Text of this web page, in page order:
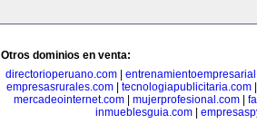
Otros dominios en venta:
directorioperuano.com|
empresasrurales.com| tecnologiapublicitaria.com
mercadeointernet.com
mujerprofesional.com
inmueblesguia.com